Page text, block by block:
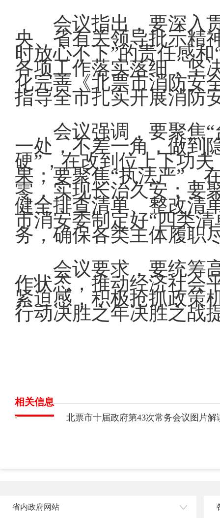
会议指出，要深入
央、省有关领导批示精
时放心不下”的责任感
各项工作落实落细，坚
化完善《北票市消防安
指导全市扎实开展消防
会议强调，要聚焦
一处，不差一角，做到
硬”，在改到位上下功
果；要聚焦“执法严”，
零，实现长治久安；要
健全排查清单、整改清
市消安委制定好“四类
务，确保各类主体履职
会议要求，要统筹
作状态，推动经济社会
紧迫感，积极抢抓政策
行动决胜之年决胜之战
相关信息
北票市十届政府第43次常务会议图片解
省内政府网站